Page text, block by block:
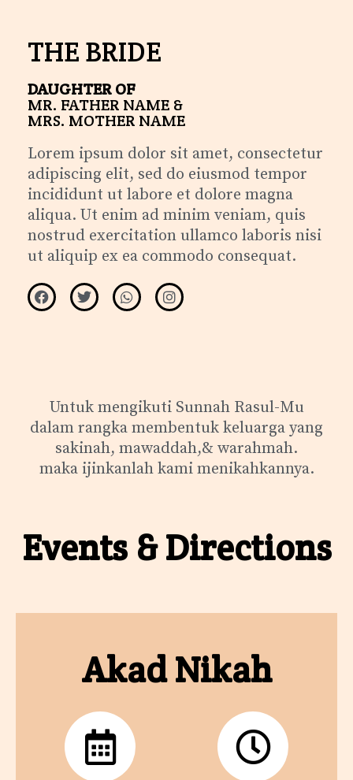
THE BRIDE
DAUGHTER OF
MR. FATHER NAME &
MRS. MOTHER NAME
Lorem ipsum dolor sit amet, consectetur
adipiscing elit, sed do eiusmod tempor
incididunt ut labore et dolore magna
aliqua. Ut enim ad minim veniam, quis
nostrud exercitation ullamco laboris nisi
ut aliquip ex ea commodo consequat.
Untuk mengikuti Sunnah Rasul-Mu
dalam rangka membentuk keluarga yang
sakinah, mawaddah,& warahmah.
maka ijinkanlah kami menikahkannya.
Events & Directions
Akad Nikah